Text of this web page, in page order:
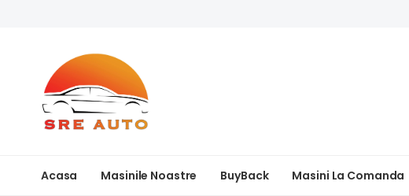
Acasa Masinile Noastre BuyBack Masini La Comanda